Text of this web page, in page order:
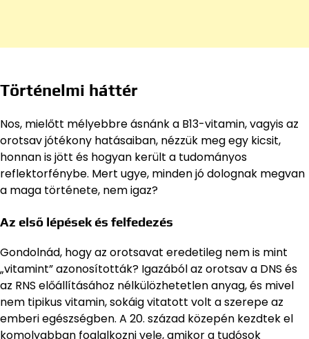
Történelmi háttér
Nos, mielőtt mélyebbre ásnánk a B13-vitamin, vagyis az
orotsav jótékony hatásaiban, nézzük meg egy kicsit,
honnan is jött és hogyan került a tudományos
reflektorfénybe. Mert ugye, minden jó dolognak megvan
a maga története, nem igaz?
Az első lépések és felfedezés
Gondolnád, hogy az orotsavat eredetileg nem is mint
„vitamint” azonosították? Igazából az orotsav a DNS és
az RNS előállításához nélkülözhetetlen anyag, és mivel
nem tipikus vitamin, sokáig vitatott volt a szerepe az
emberi egészségben. A 20. század közepén kezdtek el
komolyabban foglalkozni vele, amikor a tudósok